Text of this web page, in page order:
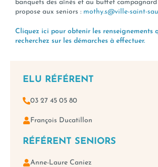
banquets des aînés et au buffet
propose aux seniors : mothy.s@ville-saint-
Cliquez ici pour obtenir les renseignements
recherchez sur les démarches à effectuer.
ELU RÉFÉRENT
03 27 45 05 80
François Ducatillon
RÉFÉRENT SENIORS
Anne-Laure Caniez